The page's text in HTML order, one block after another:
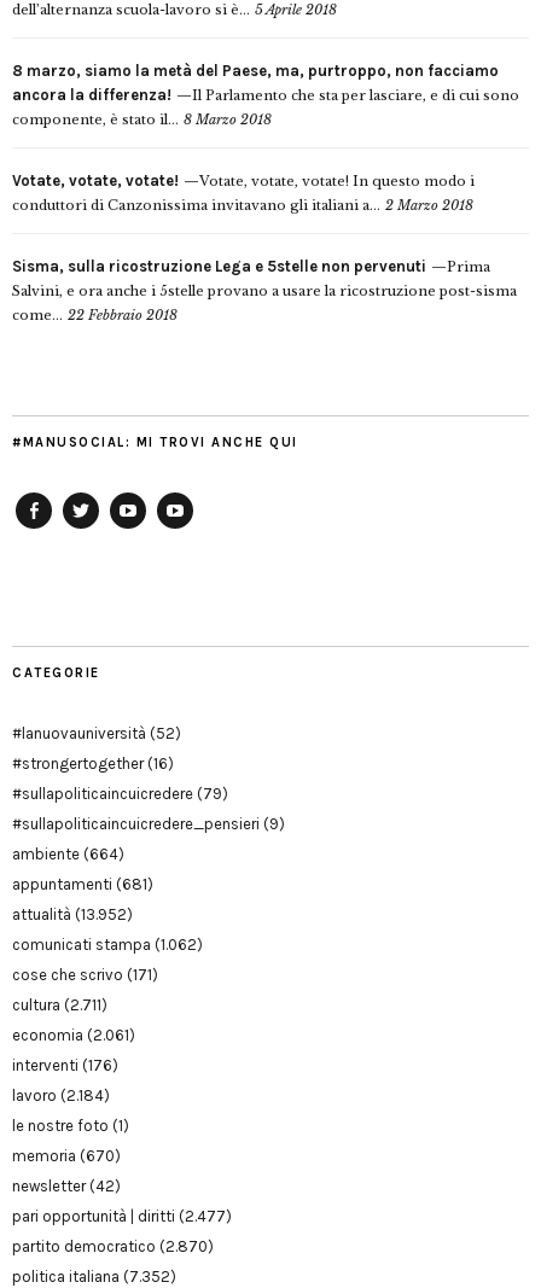
dell’alternanza scuola-lavoro si è... 5 Aprile 2018
8 marzo, siamo la metà del Paese, ma, purtroppo, non facciamo
ancora la differenza!
Il Parlamento che sta per lasciare, e di cui sono
componente, è stato il... 8 Marzo 2018
Votate, votate, votate!
Votate, votate, votate! In questo modo i
conduttori di Canzonissima invitavano gli italiani a... 2 Marzo 2018
Sisma, sulla ricostruzione Lega e 5stelle non pervenuti
Prima
Salvini, e ora anche i 5stelle provano a usare la ricostruzione post-sisma
come... 22 Febbraio 2018
#MANUSOCIAL: MI TROVI ANCHE QUI
CATEGORIE
#lanuovauniversità (52)
#strongertogether(16)
#sullapoliticaincuicredere (79)
#sullapoliticaincuicredere_pensieri (9)
ambiente (664)
appuntamenti (681)
attualità (13.952)
comunicati stampa (1.062)
cose che scrivo (171)
cultura (2.711)
economia (2.061)
interventi (176)
lavoro (2.184)
le nostre foto (1)
memoria (670)
newsletter(42)
pari opportunità | diritti (2.477)
partito democratico (2.870)
politica italiana (7.352)